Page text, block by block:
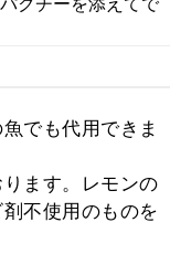
でも代用できま
ます。レモンの
不使用のものを